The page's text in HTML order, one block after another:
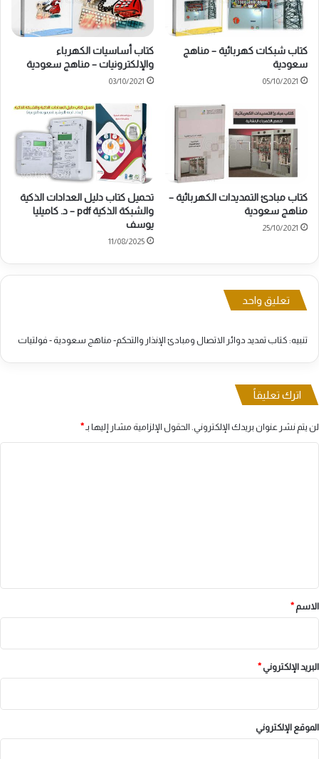
كتاب شبكات كهربائية – مناهج
سعودية
05/10/2021
كتاب أساسيات الكهرباء
والإلكترونيات – مناهج سعودية
03/10/2021
كتاب مبادئ التمديدات الكهربائية –
مناهج سعودية
25/10/2021
تحميل كتاب دليل العدادات الذكية
والشبكة الذكية pdf – د. كاميليا
يوسف
11/08/2025
تعليق واحد
تنبيه: كتاب تمديد دوائر الاتصال ومبادئ الإنذار والتحكم- مناهج سعودية - فولتيات
اترك تعليقاً
لن يتم نشر عنوان بريدك الإلكتروني. الحقول الإلزامية مشار إليها بـ *
*
الاسم *
البريد الإلكتروني*
الموقع الإلكتروني